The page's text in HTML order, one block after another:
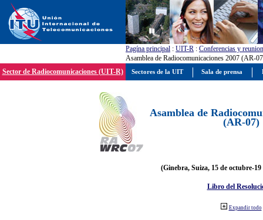
Pagína principal : UIT-R : Conferencias y
Asamblea de Radiocomunicaciones 2007 (AR-
Sector de Radiocomunicaciones (UIT-R)
Asamblea de
(AR-07)
(Ginebra, Suiza, 15 de octubre-19
Libro del
Expandir todo
Sectores de la UIT Sala de prensa